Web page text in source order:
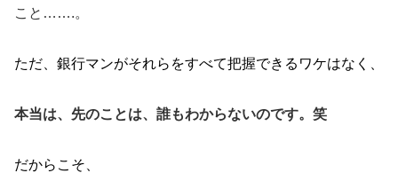
こと…….。
ただ、銀行マンがそれらをすべて把握できるワケはなく、
本当は、先のことは、誰もわからないのです。笑
だからこそ、